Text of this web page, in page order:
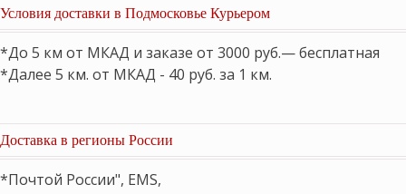
Условия доставки в Подмосковье Курьером
*До 5 км от МКАД и заказе от 3000 руб.— бесплатная
*Далее 5 км. от МКАД - 40 руб. за 1 км.
Доставка в регионы России
*Почтой России", EMS,